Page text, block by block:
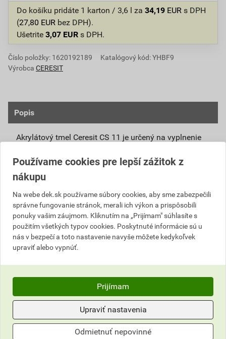
Do košíku pridáte 1 karton / 3,6 l za 34,19 EUR s DPH
(27,80 EUR bez DPH).
Ušetrite 3,07 EUR s DPH.
Číslo položky: 1620192189
Katalógový kód: YHBF9
Výrobca CERESIT
Popis
Akrylátový tmel Ceresit CS 11 je určený na vyplnenie
určený na vypĺňanie škár tam, kde bežné škárovacie
hmoty vykazujú trhliny a praskliny. Je veľmi vhodný
na vyplnenie škár medzi prvkami z dreva, plastu i
hliníka (ostenie, rámy, parapety, lemovacie lišty a pod.)
a murivom alebo omietkou. Ceresit CS 11 má vysokú
prídržnosť ku všetkým vyzretým, pórovitým a
nasiakavým materiálom, ako sú napr. pórobetón,
sadra, pieskovec, drevotriesky, sadrokartón prípadne
škár medzi rámami a izolačnými doskami pri
zatepľovaní budov. Ceresit CS 11 môže byť aplikovaný
v interiéri aj exteriéri, ale len na miestach
nepodliehajúcich pnutiu, s minimálnymi nárokmi na
rozťažnosť. Čerstvo aplikovaný materiál je odolný
Používame cookies pre lepší zážitok z
nákupu
Na webe dek.sk používame súbory cookies, aby sme zabezpečili
správne fungovanie stránok, merali ich výkon a prispôsobili
ponuky vašim záujmom. Kliknutím na „Prijímam" súhlasíte s
použitím všetkých typov cookies. Poskytnuté informácie sú u
nás v bezpečí a toto nastavenie navyše môžete kedykoľvek
upraviť alebo vypnúť.
Prijímam
Upraviť nastavenia
Odmietnuť nepovinné